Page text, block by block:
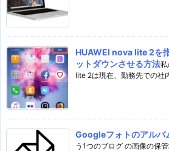
HUAWEI nova lite 2を
ットダウンさせる方法
lite 2は現在、勤務先での社
Googleフォトのアルバ
う1つのブログ の画像の保